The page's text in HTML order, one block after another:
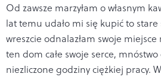
Od zawsze marzyłam o własnym
lat temu udało mi się kupić to stare
wreszcie odnalazłam swoje miejsce
ten dom całe swoje serce, mnóstwo
niezliczone godziny ciężkiej pracy.